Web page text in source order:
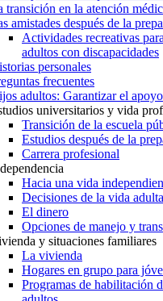
transición en la atención
amistades después de la
Actividades recreativas
adultos con discapacidades
personales
frecuentes
adultos: Garantizar el apoyo
universitarios y vida
Transición de la escuela
Estudios después de la
Carrera profesional
Hacia una vida
Decisiones de la vida adulta
El dinero
Opciones de manejo y
y situaciones familiares
La vivienda
Hogares en grupo para
Programas de habilitación